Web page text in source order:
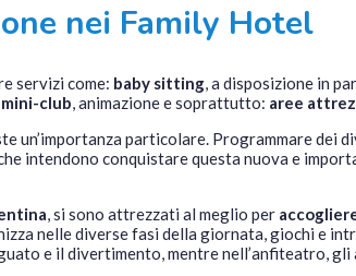
nei Family Hotel
servizi come: baby sitting, a disposizione in
mini-club, animazione e soprattutto: aree
un’importanza particolare. Programmare dei
intendono conquistare questa nuova e
, si sono attrezzati al meglio per
nelle diverse fasi della giornata, giochi e
e il divertimento, mentre nell’anfiteatro,